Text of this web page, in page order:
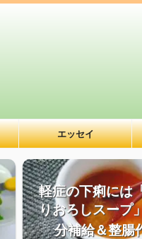
エッセイ
軽症の下痢には
りおろしスープ
分補給＆整腸